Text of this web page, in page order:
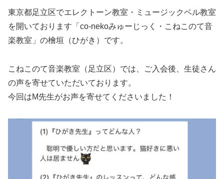
東京都足立区でエレクトーン教室・ミュージックベル教室
を開いております「co-nekoみゅーじっく・こねこのて音
楽教室」の檜垣（ひがき）です。
こねこのて音楽教室（足立区）では、ご入会後、生徒さん
の声を寄せていただいております。
今回はM先生がお声を寄せてくださいました！